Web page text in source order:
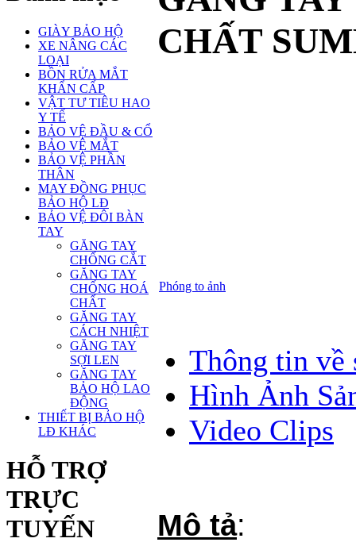
GIÀY BẢO HỘ
XE NÂNG CÁC
LOẠI
BỒN RỬA MẮT
KHẨN CẤP
VẬT TƯ TIÊU HAO
Y TẾ
BẢO VỆ ĐẦU & CỔ
BẢO VỆ MẮT
BẢO VỆ PHẦN
THÂN
MAY ĐỒNG PHỤC
BẢO HỘ LĐ
BẢO VỆ ĐÔI BÀN
TAY
GĂNG TAY
CHỐNG CẮT
GĂNG TAY
CHỐNG HOÁ
CHẤT
GĂNG TAY
CÁCH NHIỆT
GĂNG TAY
SỢI LEN
GĂNG TAY
BẢO HỘ LAO
ĐỘNG
THIẾT BỊ BẢO HỘ
LĐ KHÁC
HỖ TRỢ
TRỰC
TUYẾN
CHẤT
Phóng to ảnh
Thông tin về
Hình Ảnh
Video Clips
Mô tả: